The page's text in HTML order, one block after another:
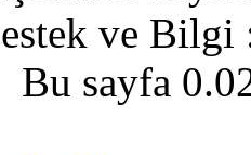
ve
Bu sayfa